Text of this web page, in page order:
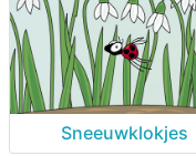
Sneeuwklokjes